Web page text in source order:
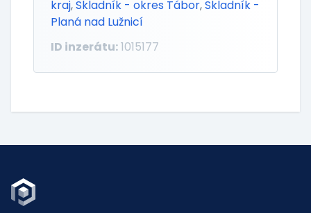
kraj,Skladník - okres Tábor,Skladník -
Planá nad Lužnicí
ID inzerátu:1015177